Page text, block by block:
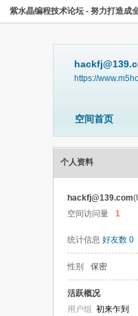
紫水晶编程技术论坛 - 努力打造成
https://
空间首页
个人资料
hackfj@139.com
空间访问量
1
统计信息 好友数 0
性别 保密
活跃概况
用户组 初来乍到